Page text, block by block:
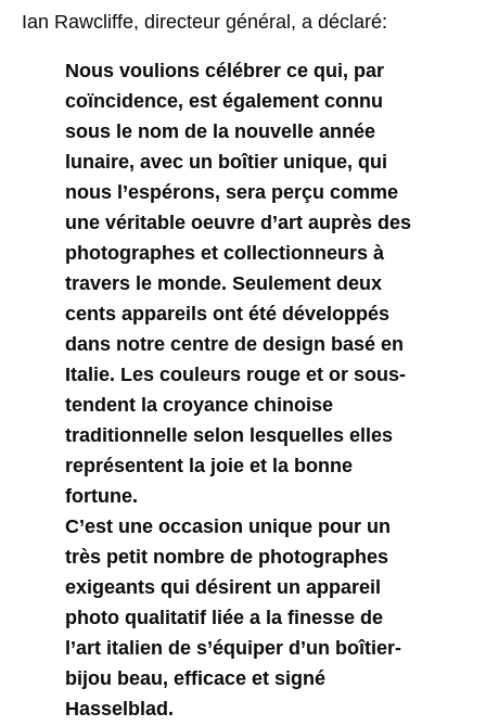
Ian Rawcliffe, directeur général, a déclaré:
Nous voulions célébrer ce qui, par
coïncidence, est également connu
sous le nom de la nouvelle année
lunaire, avec un boîtier unique, qui
nous l’espérons, sera perçu comme
une véritable oeuvre d’art auprès des
photographes et collectionneurs à
travers le monde. Seulement deux
cents appareils ont été développés
dans notre centre de design basé en
Italie. Les couleurs rouge et or sous-
tendent la croyance chinoise
traditionnelle selon lesquelles elles
représentent la joie et la bonne
fortune.
C’est une occasion unique pour un
très petit nombre de photographes
exigeants qui désirent un appareil
photo qualitatif liée a la finesse de
l’art italien de s’équiper d’un boîtier-
bijou beau, efficace et signé
Hasselblad.